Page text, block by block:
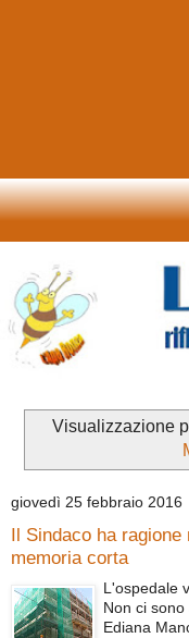
Visualizzazione
giovedì 25 febbraio 2016
Il Sindaco ha ragione
memoria corta
L'ospedale
Non ci
Ediana